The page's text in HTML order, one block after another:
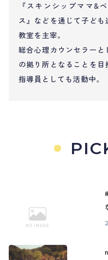
『スキンシップママ&
ス』などを通じて子ど
教室を主宰。
総合心理カウンセラー
の拠り所となることを
指導員としても活動中。